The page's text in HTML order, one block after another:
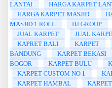
LANTAI
HARGA KARPET
HARGA KARPET MASJID
MASJID 1 ROLL
HJ GROUP
JUAL KARPET
JUAL
KAPRET BALI
KARPET
BANDUNG
KARPET BEKASI
BOGOR
KARPET BULU
KARPET CUSTOM NO 1
KARPET HAMBAL